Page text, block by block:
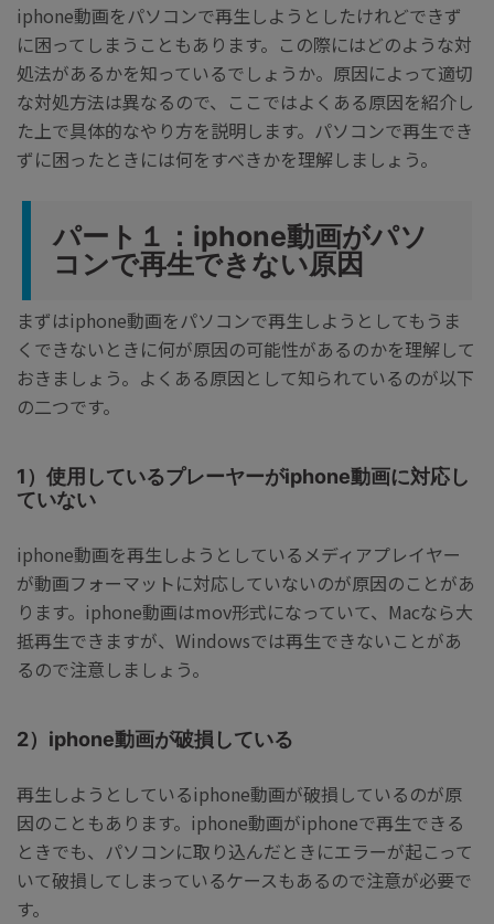
iphone動画をパソコンで再生しようとしたけれどできず
に困ってしまうこともあります。この際にはどのような対
処法があるかを知っているでしょうか。原因によって適切
な対処方法は異なるので、ここではよくある原因を紹介し
た上で具体的なやり方を説明します。パソコンで再生でき
ずに困ったときには何をすべきかを理解しましょう。
パート１：iphone動画がパソ
コンで再生できない原因
まずはiphone動画をパソコンで再生しようとしてもうま
くできないときに何が原因の可能性があるのかを理解して
おきましょう。よくある原因として知られているのが以下
の二つです。
1）使用しているプレーヤーがiphone動画に対応し
ていない
iphone動画を再生しようとしているメディアプレイヤー
が動画フォーマットに対応していないのが原因のことがあ
ります。iphone動画はmov形式になっていて、Macなら大
抵再生できますが、Windowsでは再生できないことがあ
るので注意しましょう。
2）iphone動画が破損している
再生しようとしているiphone動画が破損しているのが原
因のこともあります。iphone動画がiphoneで再生できる
ときでも、パソコンに取り込んだときにエラーが起こって
いて破損してしまっているケースもあるので注意が必要で
す。